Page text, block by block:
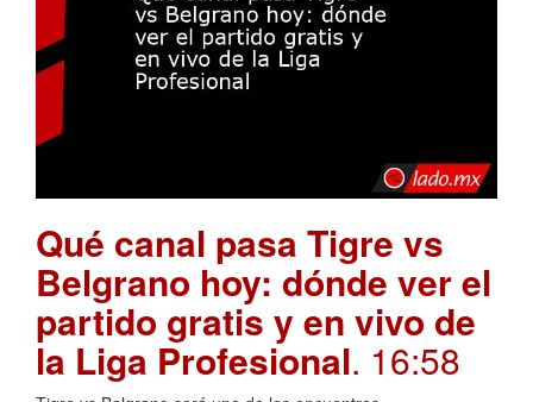
Qué canal pasa Tigre vs
Belgrano hoy: dónde ver el
partido gratis y en vivo de
la Liga Profesional. 16:58